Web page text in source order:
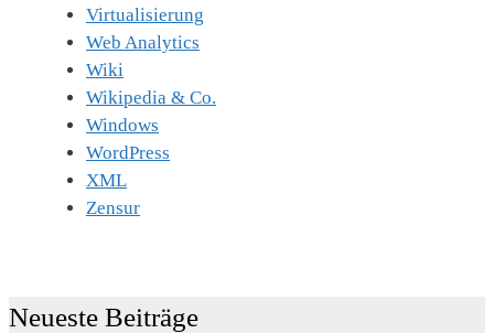
Virtualisierung
Web Analytics
Wiki
Wikipedia & Co.
Windows
WordPress
XML
Zensur
Neueste Beiträge